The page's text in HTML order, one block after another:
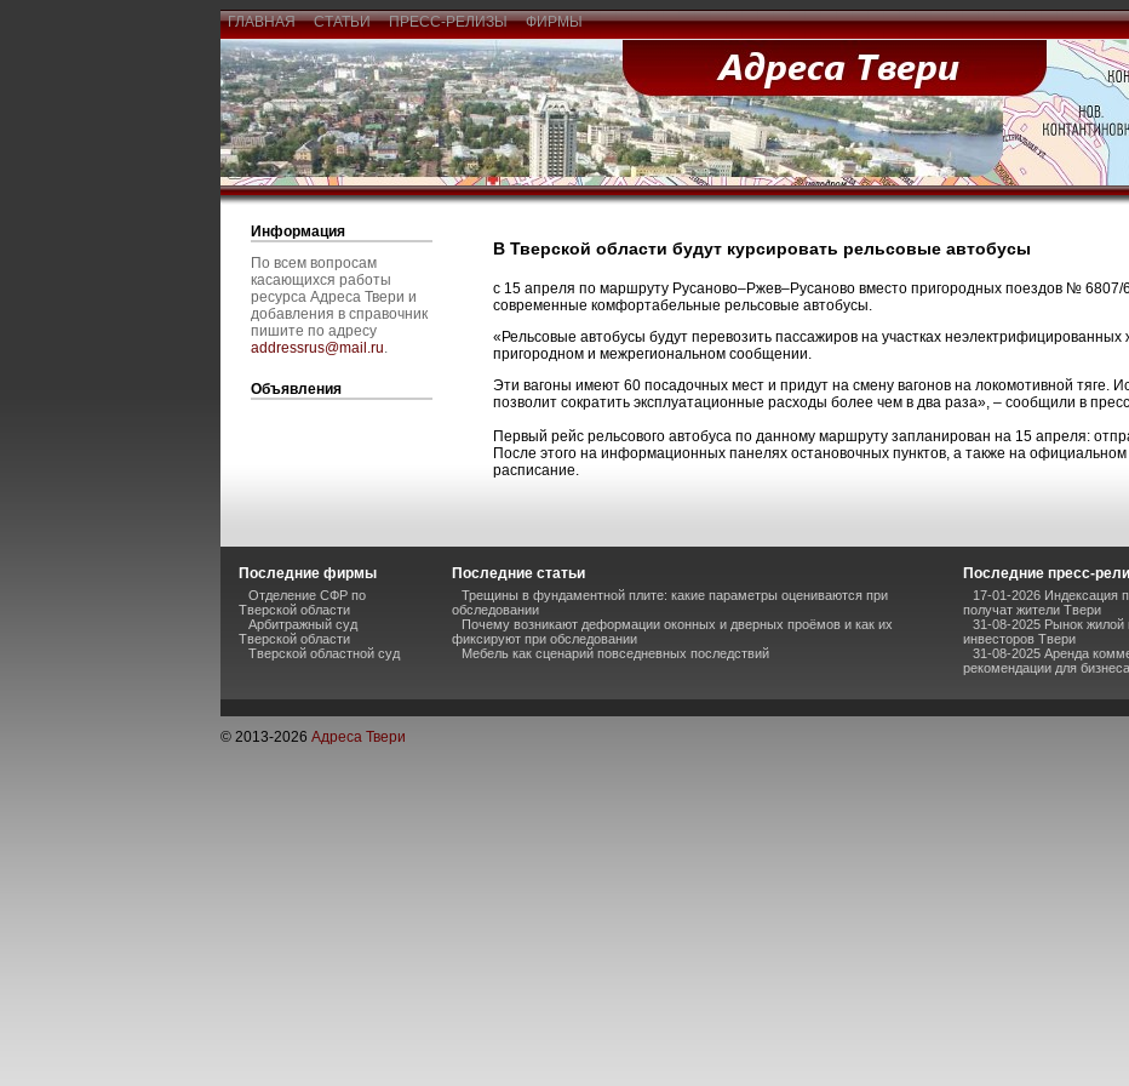
ГЛАВНАЯ СТАТЬИ ПРЕСС-РЕЛИЗЫ ФИРМЫ
Информация
По всем вопросам
касающихся работы
ресурса Адреса Твери и
добавления в справочник
пишите по адресу
addressrus@mail.ru.
Объявления
В Тверской области будут курсировать рельсовые автобусы
с 15 апреля по маршруту Русаново–Ржев–Русаново вместо пригородных поездов № 6807/
современные комфортабельные рельсовые автобусы.
«Рельсовые автобусы будут перевозить пассажиров на участках
пригородном и межрегиональном сообщении.
Эти вагоны имеют 60 посадочных мест и придут на смену вагонов на локомотивной тяге.
позволит сократить эксплуатационные расходы более чем в два раза», – сообщили в
Первый рейс рельсового автобуса по данному маршруту запланирован на 15 апреля:
После этого на информационных панелях остановочных пунктов, а также на официальном
расписание.
Последние фирмы
Отделение СФР по
Тверской области
Арбитражный суд
Тверской области
Тверской областной суд
Последние статьи
Трещины в фундаментной плите: какие параметры оцениваются при
обследовании
Почему возникают деформации оконных и дверных проёмов и как их
фиксируют при обследовании
Мебель как сценарий повседневных последствий
Последние пресс-
17-01-2026 Индексация
получат жители Твери
31-08-2025 Рынок жилой
инвесторов Твери
31-08-2025 Аренда
рекомендации для бизнеса
© 2013-2026 Адреса Твери